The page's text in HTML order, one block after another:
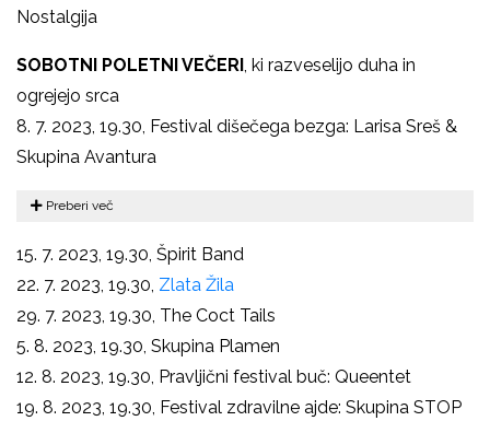
Nostalgija
SOBOTNI POLETNI VEČERI, ki razveselijo duha in
ogrejejo srca
8. 7. 2023, 19.30, Festival dišečega bezga: Larisa Sreš &
Skupina Avantura
Preberi več
15. 7. 2023, 19.30, Špirit Band
22. 7. 2023, 19.30, Zlata Žila
29. 7. 2023, 19.30, The Coct Tails
5. 8. 2023, 19.30, Skupina Plamen
12. 8. 2023, 19.30, Pravljični festival buč: Queentet
19. 8. 2023, 19.30, Festival zdravilne ajde: Skupina STOP